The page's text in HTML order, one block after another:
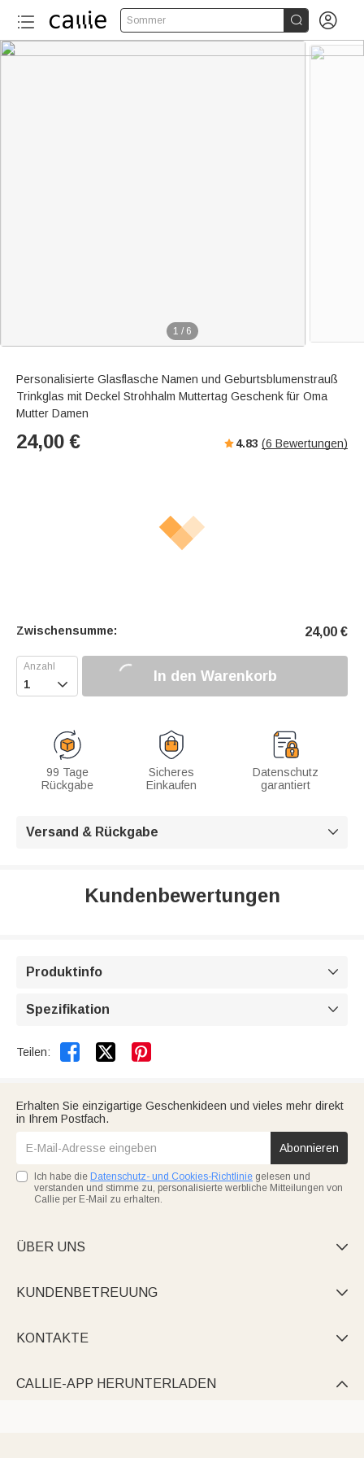
Sommer  
1 / 6
Personalisierte Glasflasche Namen und Geburtsblumenstrauß
Trinkglas mit Deckel Strohhalm Muttertag Geschenk für Oma
Mutter Damen
24,00 € 4.83 (6 Bewertungen)
Zwischensumme: 24,00 €
 In den Warenkorb
99 Tage
Rückgabe
Sicheres
Einkaufen
Datenschutz
garantiert
Versand & Rückgabe 
Kundenbewertungen
Produktinfo 
Spezifikation 
Teilen:  
Erhalten Sie einzigartige Geschenkideen und vieles mehr direkt
in Ihrem Postfach.
Abonnieren
Ich habe die Datenschutz- und Cookies-Richtlinie gelesen und
verstanden und stimme zu, personalisierte werbliche Mitteilungen von
Callie per E-Mail zu erhalten.
ÜBER UNS 
KUNDENBETREUUNG 
KONTAKTE 
CALLIE-APP HERUNTERLADEN 